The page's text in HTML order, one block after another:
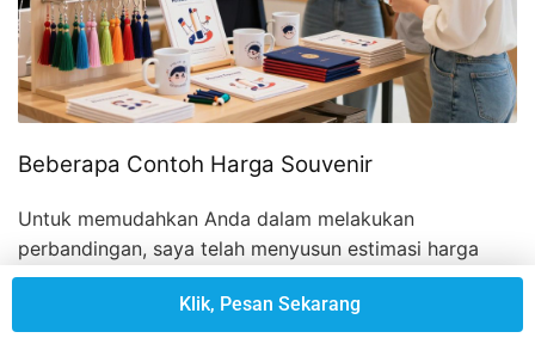
Beberapa Contoh Harga Souvenir
Untuk memudahkan Anda dalam melakukan
perbandingan, saya telah menyusun estimasi harga
berdasarkan jenis produk yang sering dicari.
Menggunakan jasagrosir souvenir wisuda terlengkap
seringkali memberikan fleksibilitas harga yang lebih
Klik, Pesan Sekarang